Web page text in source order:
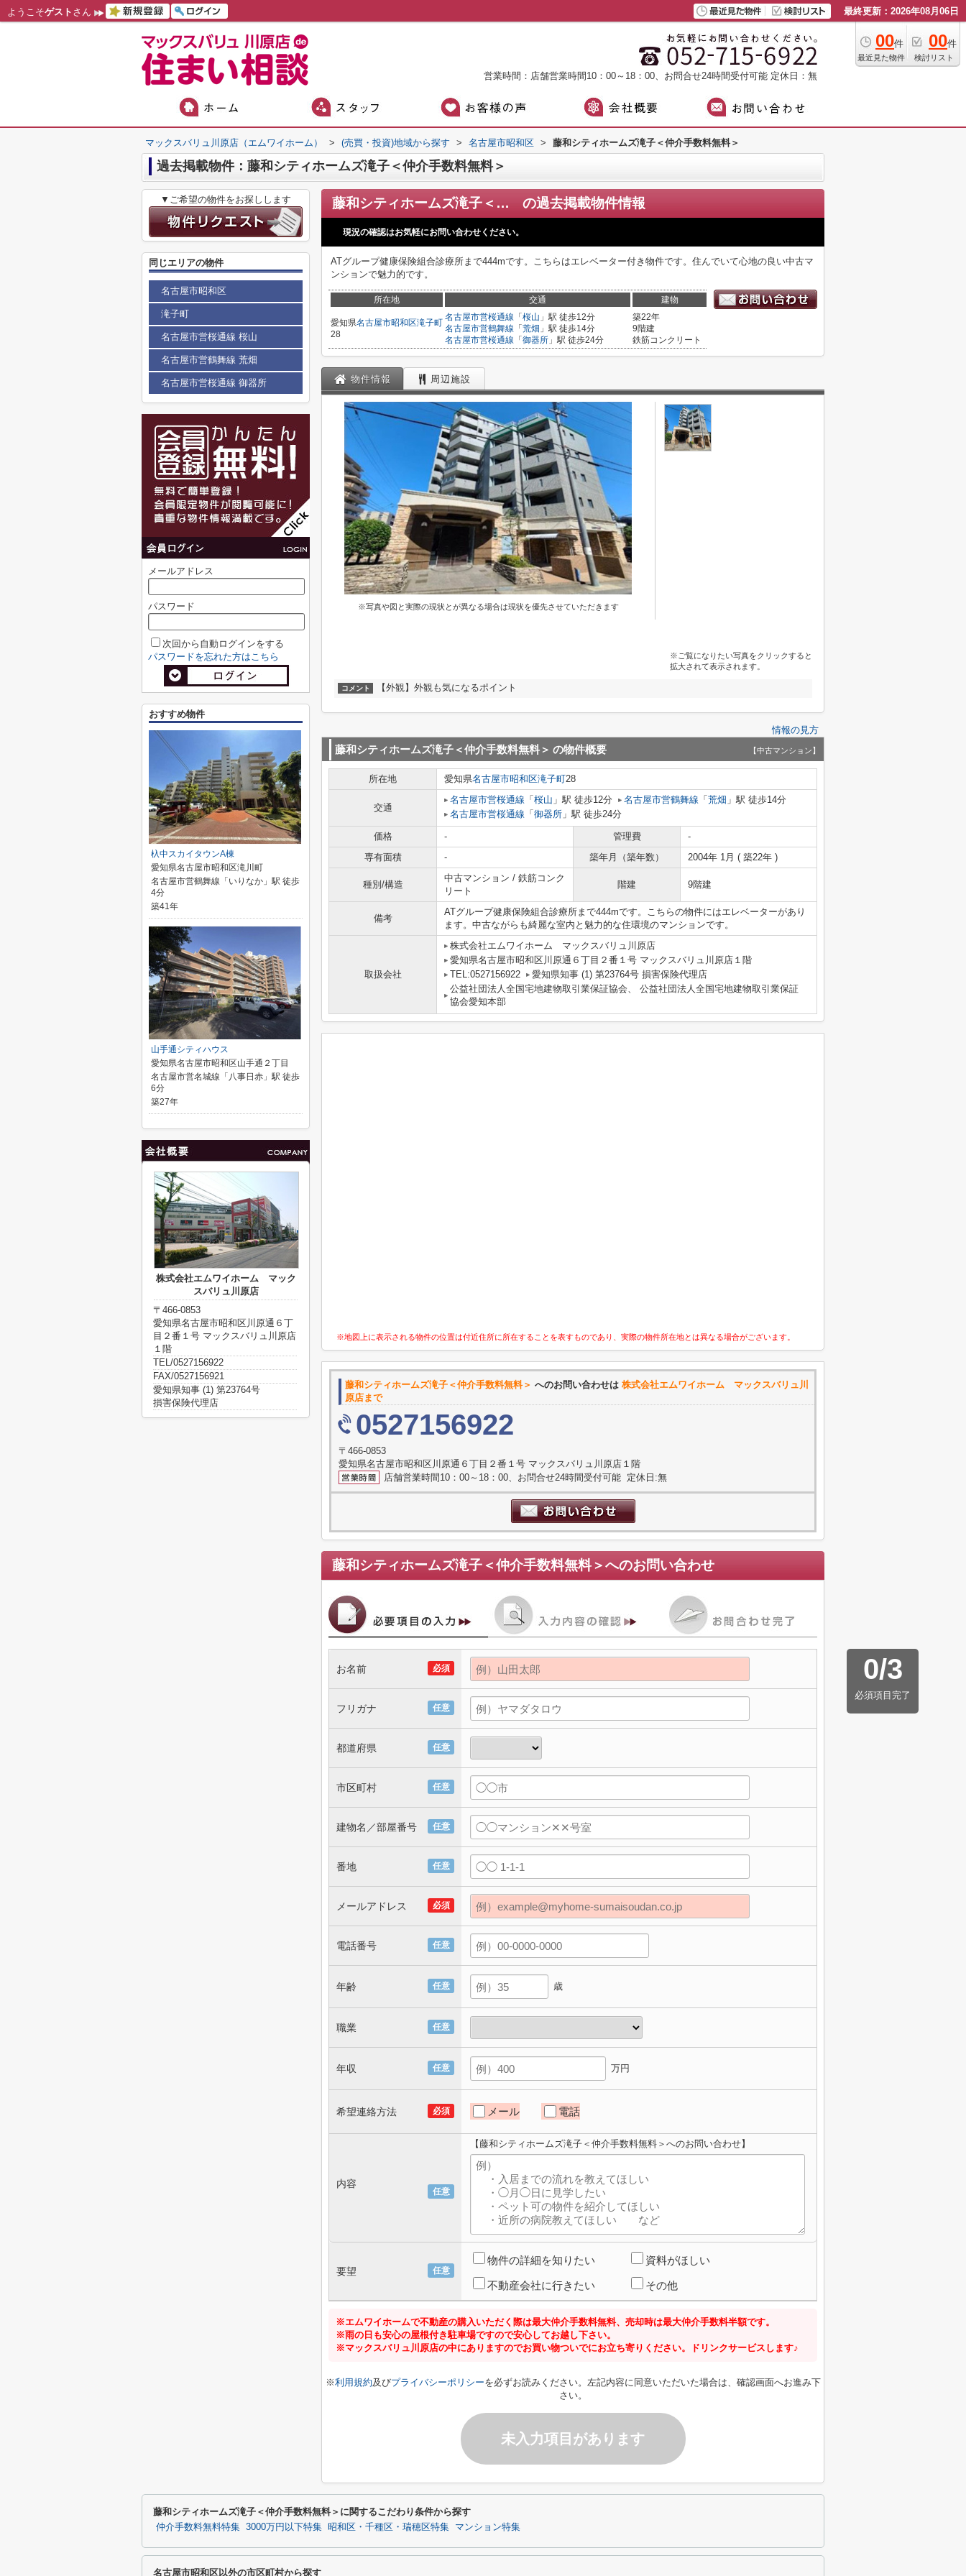
ようこそゲスト さん 最終更新：2026年08月06日
00件
最近見た物件
00件
検討リスト
営業時間：店舗営業時間10：00～18：00、お問合せ24時間受付可能 定休日：無
マックスバリュ川原店（エムワイホーム） > (売買・投資)地域から探す > 名古屋市昭和区 > 藤和シティホームズ滝子＜仲介手数料無料＞
過去掲載物件：藤和シティホームズ滝子＜仲介手数料無料＞
藤和シティホームズ滝子＜仲介手数料無料＞ の過去掲載物件情報
現況の確認はお気軽にお問い合わせください。
ATグループ健康保険組合診療所まで444mです。こちらはエレベーター付き物件です。住んでいて心地の良い中古マ
ンションで魅力的です。
所在地 交通 建物
愛知県名古屋市昭和区滝子町
28
名古屋市営桜通線 「 桜山 」駅 徒歩12分
名古屋市営鶴舞線 「 荒畑 」駅 徒歩14分
名古屋市営桜通線 「 御器所 」駅 徒歩24分
築22年
9階建
鉄筋コンクリート
物件情報 周辺施設
※写真や図と実際の現状とが異なる場合は現状を優先させていただきます
※ご覧になりたい写真をクリックすると
拡大されて表示されます。
コメント 【外観】外観も気になるポイント
情報の見方
藤和シティホームズ滝子＜仲介手数料無料＞ の物件概要 【中古マンション】
所在地 愛知県名古屋市昭和区滝子町28
交通
名古屋市営桜通線 「 桜山 」駅 徒歩12分 名古屋市営鶴舞線 「 荒畑 」駅 徒歩14分
名古屋市営桜通線 「 御器所 」駅 徒歩24分
価格 - 管理費
-
専有面積
- 築年月（築年数） 2004年 1月 ( 築22年 )
種別/構造
中古マンション / 鉄筋コンク
リート
階建 9階建
備考
ATグループ健康保険組合診療所まで444mです。こちらの物件にはエレベーターがあり
ます。中古ながらも綺麗な室内と魅力的な住環境のマンションです。
取扱会社
株式会社エムワイホーム マックスバリュ川原店
愛知県名古屋市昭和区川原通６丁目２番１号 マックスバリュ川原店１階
TEL:0527156922
愛知県知事 (1) 第23764号 損害保険代理店
公益社団法人全国宅地建物取引業保証協会、 公益社団法人全国宅地建物取引業保証
協会愛知本部
※地図上に表示される物件の位置は付近住所に所在することを表すものであり、実際の物件所在地とは異なる場合がございます。
藤和シティホームズ滝子＜仲介手数料無料＞ へのお問い合わせは 株式会社エムワイホーム マックスバリュ川
原店まで
0527156922
〒466-0853
愛知県名古屋市昭和区川原通６丁目２番１号 マックスバリュ川原店１階
店舗営業時間10：00～18：00、お問合せ24時間受付可能 定休日:無
藤和シティホームズ滝子＜仲介手数料無料＞へのお問い合わせ
0/3
必須項目完了
必須
お名前
任意
フリガナ
任意
都道府県
任意
市区町村
任意
建物名／部屋番号
任意
番地
必須
メールアドレス
任意
電話番号
任意
年齢 歳
任意
職業
任意
年収 万円
必須
希望連絡方法 メール 電話
任意
内容
【藤和シティホームズ滝子＜仲介手数料無料＞へのお問い合わせ】
任意
要望
物件の詳細を知りたい 資料がほしい
不動産会社に行きたい その他
※エムワイホームで不動産の購入いただく際は最大仲介手数料無料、売却時は最大仲介手数料半額です。
※雨の日も安心の屋根付き駐車場ですので安心してお越し下さい。
※マックスバリュ川原店の中にありますのでお買い物ついでにお立ち寄りください。ドリンクサービスします♪
※利用規約及びプライバシーポリシーを必ずお読みください。左記内容に同意いただいた場合は、確認画面へお進み下
さい。
未入力項目があります
▼ご希望の物件をお探しします
同じエリアの物件
名古屋市昭和区
滝子町
名古屋市営桜通線 桜山
名古屋市営鶴舞線 荒畑
名古屋市営桜通線 御器所
メールアドレス
パスワード
次回から自動ログインをする
パスワードを忘れた方はこちら
おすすめ物件
杁中スカイタウンA棟
愛知県名古屋市昭和区滝川町
名古屋市営鶴舞線「いりなか」駅 徒歩
4分
築41年
山手通シティハウス
愛知県名古屋市昭和区山手通２丁目
名古屋市営名城線「八事日赤」駅 徒歩
6分
築27年
株式会社エムワイホーム マック
スバリュ川原店
〒466-0853
愛知県名古屋市昭和区川原通６丁
目２番１号 マックスバリュ川原店
１階
TEL/0527156922
FAX/0527156921
愛知県知事 (1) 第23764号
損害保険代理店
藤和シティホームズ滝子＜仲介手数料無料＞に関するこだわり条件から探す
仲介手数料無料特集 3000万円以下特集 昭和区・千種区・瑞穂区特集 マンション特集
名古屋市昭和区以外の市区町村から探す